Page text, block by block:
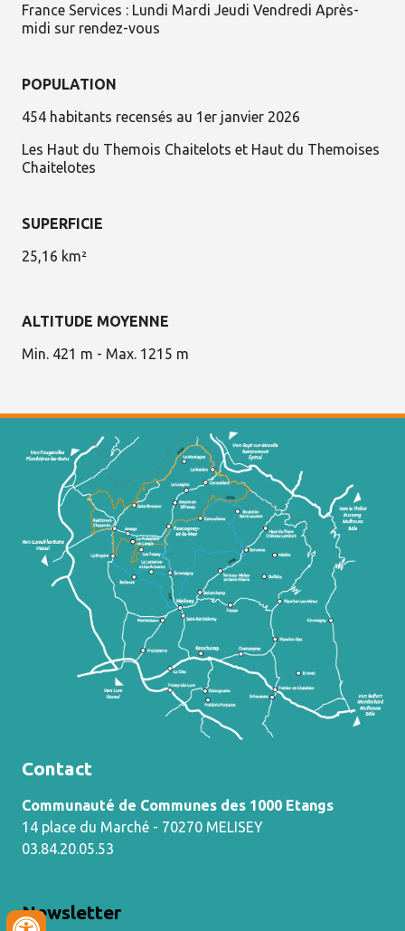
France Services : Lundi Mardi Jeudi Vendredi Après-
midi sur rendez-vous
POPULATION
454 habitants recensés au 1er janvier 2026
Les Haut du Themois Chaitelots et Haut du Themoises
Chaitelotes
SUPERFICIE
25,16 km²
ALTITUDE MOYENNE
Min. 421 m - Max. 1215 m
Contact
Communauté de Communes des 1000 Etangs
14 place du Marché - 70270 MELISEY
03.84.20.05.53
Newsletter